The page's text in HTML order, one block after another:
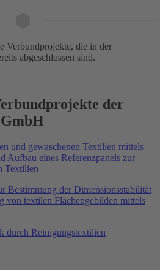
Verbundprojekte, die in der
abgeschlossen sind.
der
und gewaschenen Textilien mittels
Aufbau eines Referenzpanels zur
Textilien
Bestimmung der Dimensionsstabilität
von textilen Flächengebilden mittels
durch Reinigungstextilien